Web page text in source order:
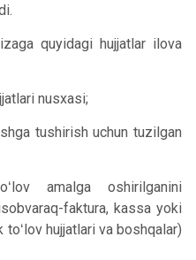
quyidagi hujjatlar ilova
nusxasi;
tushirish uchun tuzilgan
amalga oshirilganini
faktura, kassa yoki
hujjatlari va boshqalar)